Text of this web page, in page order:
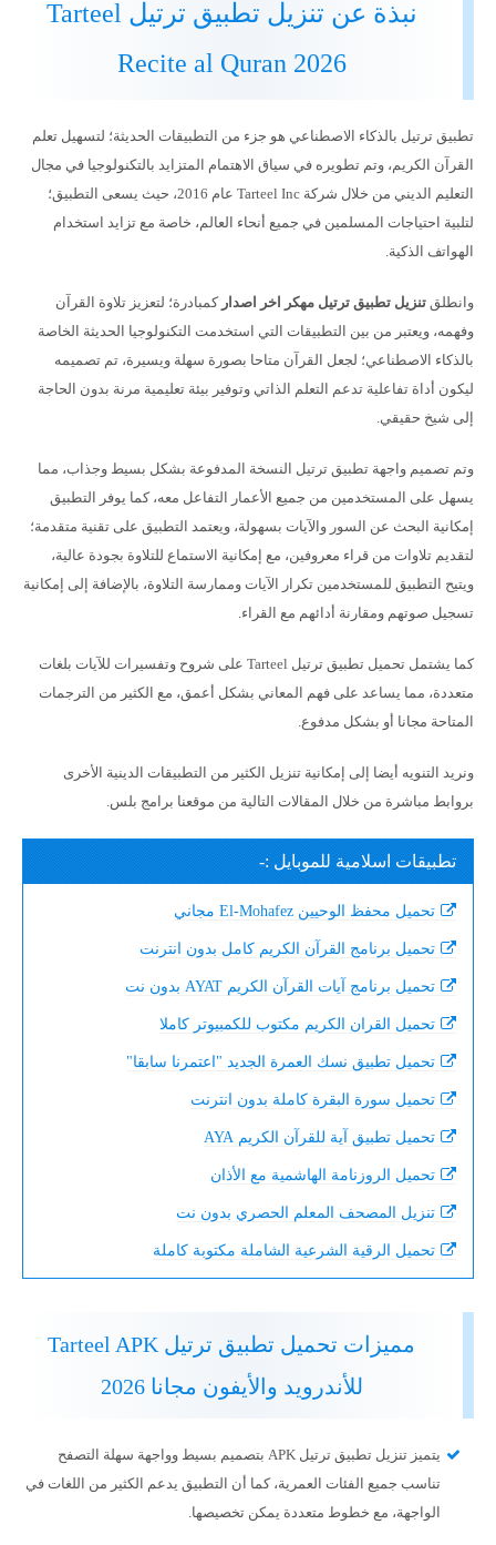
نبذة عن تنزيل تطبيق ترتيل Tarteel
Recite al Quran 2026
تطبيق ترتيل بالذكاء الاصطناعي هو جزء من التطبيقات الحديثة؛ لتسهيل تعلم
القرآن الكريم، وتم تطويره في سياق الاهتمام المتزايد بالتكنولوجيا في مجال
التعليم الديني من خلال شركة Tarteel Inc عام 2016، حيث يسعى التطبيق؛
لتلبية احتياجات المسلمين في جميع أنحاء العالم، خاصة مع تزايد استخدام
الهواتف الذكية.
وانطلق تنزيل تطبيق ترتيل مهكر اخر اصدار كمبادرة؛ لتعزيز تلاوة القرآن
وفهمه، ويعتبر من بين التطبيقات التي استخدمت التكنولوجيا الحديثة الخاصة
بالذكاء الاصطناعي؛ لجعل القرآن متاحا بصورة سهلة ويسيرة، تم تصميمه
ليكون أداة تفاعلية تدعم التعلم الذاتي وتوفير بيئة تعليمية مرنة بدون الحاجة
إلى شيخ حقيقي.
وتم تصميم واجهة تطبيق ترتيل النسخة المدفوعة بشكل بسيط وجذاب، مما
يسهل على المستخدمين من جميع الأعمار التفاعل معه، كما يوفر التطبيق
إمكانية البحث عن السور والآيات بسهولة، ويعتمد التطبيق على تقنية متقدمة؛
لتقديم تلاوات من قراء معروفين، مع إمكانية الاستماع للتلاوة بجودة عالية،
ويتيح التطبيق للمستخدمين تكرار الآيات وممارسة التلاوة، بالإضافة إلى إمكانية
تسجيل صوتهم ومقارنة أدائهم مع القراء.
كما يشتمل تحميل تطبيق ترتيل Tarteel على شروح وتفسيرات للآيات بلغات
متعددة، مما يساعد على فهم المعاني بشكل أعمق، مع الكثير من الترجمات
المتاحة مجانا أو بشكل مدفوع.
ونريد التنويه أيضا إلى إمكانية تنزيل الكثير من التطبيقات الدينية الأخرى
بروابط مباشرة من خلال المقالات التالية من موقعنا برامج بلس.
تطبيقات اسلامية للموبايل :-
تحميل محفظ الوحيين El-Mohafez مجاني
تحميل برنامج القرآن الكريم كامل بدون انترنت
تحميل برنامج آيات القرآن الكريم AYAT بدون نت
تحميل القران الكريم مكتوب للكمبيوتر كاملا
تحميل تطبيق نسك العمرة الجديد "اعتمرنا سابقا"
تحميل سورة البقرة كاملة بدون انترنت
تحميل تطبيق آية للقرآن الكريم AYA
تحميل الروزنامة الهاشمية مع الأذان
تنزيل المصحف المعلم الحصري بدون نت
تحميل الرقية الشرعية الشاملة مكتوبة كاملة
مميزات تحميل تطبيق ترتيل Tarteel APK
للأندرويد والأيفون مجانا 2026
يتميز تنزيل تطبيق ترتيل APK بتصميم بسيط وواجهة سهلة التصفح
تناسب جميع الفئات العمرية، كما أن التطبيق يدعم الكثير من اللغات في
الواجهة، مع خطوط متعددة يمكن تخصيصها.